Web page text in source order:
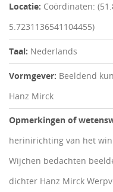
Locatie: Coördinaten:
5.7231136541104455)
Taal: Nederlands
Vormgever: Beeldend
Hanz Mirck
Opmerkingen of
herinirichting van het
Wijchen bedachten
dichter Hanz Mirck